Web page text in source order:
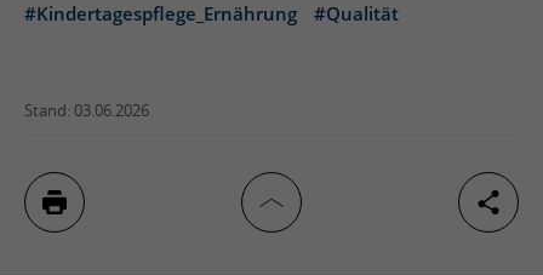
#Kindertagespflege_Ernährung #Qualität
Stand: 03.06.2026